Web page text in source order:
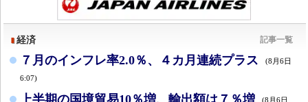
経済 記事一覧
７月のインフレ率2.0％、４カ月連続プラス (8月6日
6:07)
上半期の国境貿易10％増、輸出額は７％増 (8月6日